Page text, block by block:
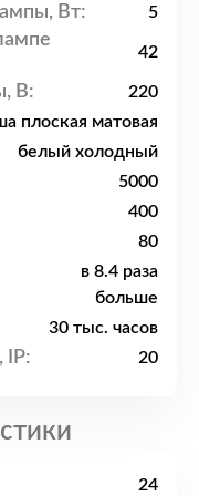
Вт: 5
42
В: 220
плоская матовая
белый холодный
5000
400
80
в 8.4 раза
больше
30 тыс. часов
IP: 20
24